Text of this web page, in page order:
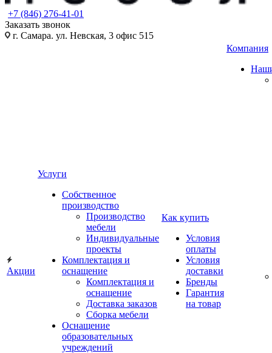
+7 (846) 276-41-01
Заказать звонок
г. Самара. ул. Невская, 3 офис 515
Акции
Услуги
Собственное
производство
Производство
мебели
Индивидуальные
проекты
Комплектация и
оснащение
Комплектация и
оснащение
Доставка заказов
Сборка мебели
Оснащение
образовательных
учреждений
Как купить
Условия
оплаты
Условия
доставки
Бренды
Гарантия
на товар
Компания